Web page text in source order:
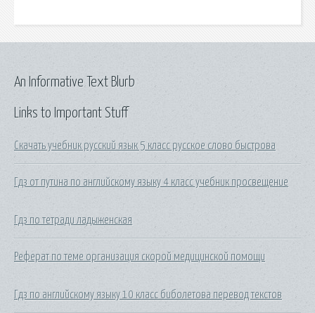
Links to Important Stuff
Скачать учебник русский язык 5 класс русское слово быстрова
Гдз от путина по английскому языку 4 класс учебник просвещение
Гдз по тетради ладыженская
Реферат по теме организация скорой медицинской помощи
Гдз по английскому языку 10 класс биболетова перевод текстов
An Informative Text Blurb